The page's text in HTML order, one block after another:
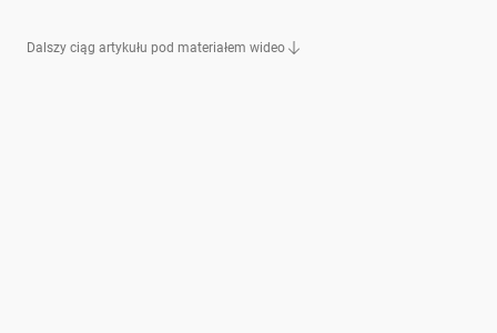
Dalszy ciąg artykułu pod materiałem wideo